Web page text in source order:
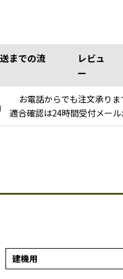
までの流
レビュ
ー
お電話からでも注文承りま
適合確認は24時間受付メー
建機用